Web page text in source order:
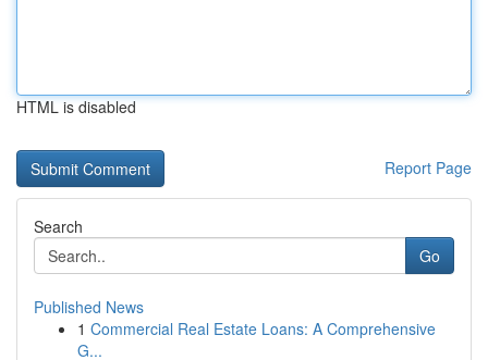
HTML is disabled
Report Page
Search
Go
Published News
1 Commercial Real Estate Loans: A Comprehensive
G...